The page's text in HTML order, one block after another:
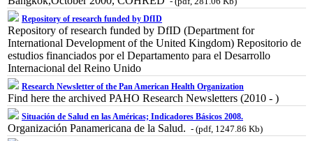
Repository of research funded by DfID
Repository of research funded by DfID (Department for
International Development of the United Kingdom) Repositorio de
estudios financiados por el Departamento para el Desarrollo
Internacional del Reino Unido
Research Newsletter of the Pan American Health Organization
Find here the archived PAHO Research Newsletters (2010 - )
Situación de Salud en las Américas; Indicadores Básicos 2008.
Organización Panamericana de la Salud. - (pdf, 1247.86 Kb)